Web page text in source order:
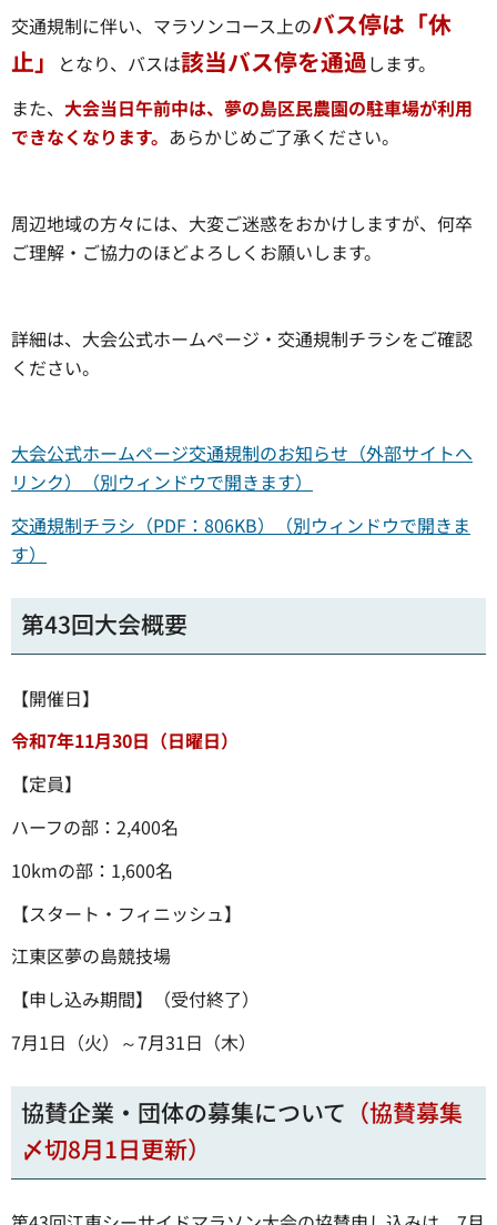
交通規制に伴い、マラソンコース上のバス停は「休
止」
となり、バスは該当バス停を通過します。
また、 大会当日午前中は、夢の島区民農園の駐車場が利用
できなくなります。 あらかじめご了承ください。
周辺地域の方々には、大変ご迷惑をおかけしますが、何卒
ご理解・ご協力のほどよろしくお願いします。
詳細は、大会公式ホームページ・交通規制チラシをご確認
ください。
大会公式ホームページ交通規制のお知らせ（外部サイトへ
リンク）（別ウィンドウで開きます）
交通規制チラシ（PDF：806KB）（別ウィンドウで開きま
す）
第43回大会概要
【開催日】
令和7年11月30日（日曜日）
【定員】
ハーフの部：2,400名
10kmの部：1,600名
【スタート・フィニッシュ】
江東区夢の島競技場
【申し込み期間】（受付終了）
7月1日（火）～7月31日（木）
協賛企業・団体の募集について （協賛募集
〆切8月1日更新）